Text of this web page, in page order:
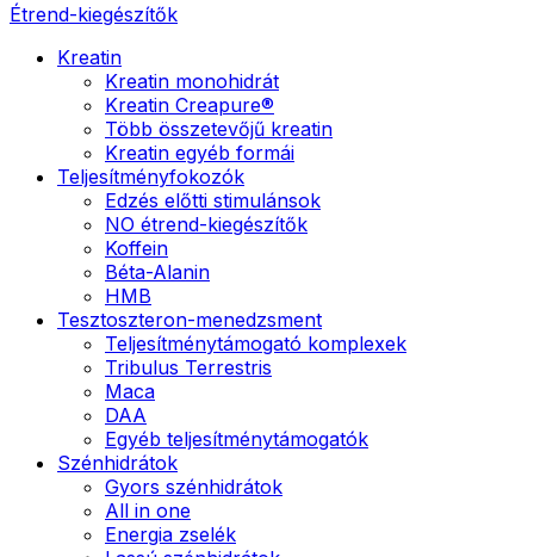
Étrend-kiegészítők
Kreatin
Kreatin monohidrát
Kreatin Creapure®
Több összetevőjű kreatin
Kreatin egyéb formái
Teljesítményfokozók
Edzés előtti stimulánsok
NO étrend-kiegészítők
Koffein
Béta-Alanin
HMB
Tesztoszteron-menedzsment
Teljesítménytámogató komplexek
Tribulus Terrestris
Maca
DAA
Egyéb teljesítménytámogatók
Szénhidrátok
Gyors szénhidrátok
All in one
Energia zselék